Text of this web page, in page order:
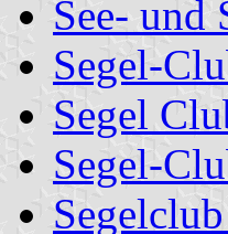
See- und
Segel-
Segel
Segel-